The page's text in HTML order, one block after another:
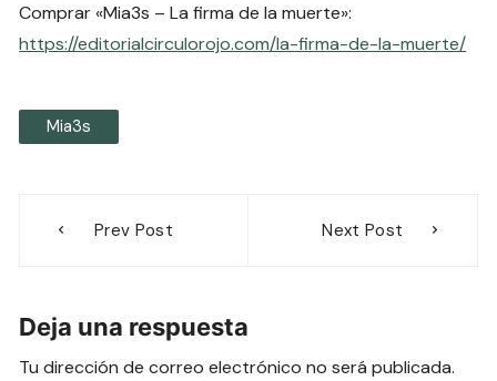
Comprar «Mia3s – La firma de la muerte»:
https://editorialcirculorojo.com/la-firma-de-la-muerte/
Mia3s
Prev Post Next Post
Deja una respuesta
Tu dirección de correo electrónico no será publicada.